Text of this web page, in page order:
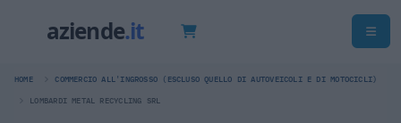
HOME COMMERCIO ALL'INGROSSO (ESCLUSO QUELLO DI AUTOVEICOLI E DI MOTOCICLI)
LOMBARDI METAL RECYCLING SRL